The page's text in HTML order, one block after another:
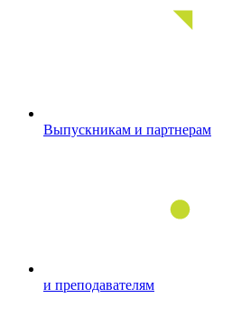
Выпускникам и партнерам
и преподавателям